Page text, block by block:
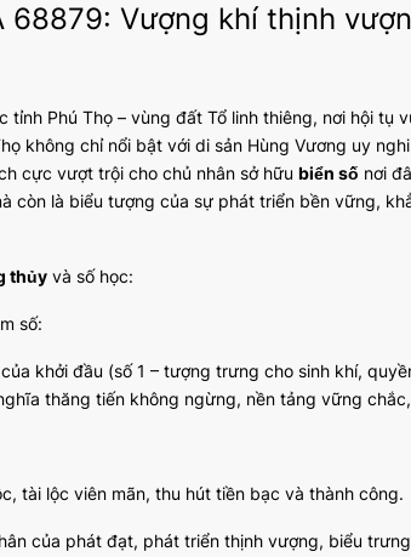
68879: Vượng khí thịnh
tỉnh Phú Thọ – vùng đất Tổ linh thiêng, nơi hội
không chỉ nổi bật với di sản Hùng Vương uy
cực vượt trội cho chủ nhân sở hữu biển số nơi
còn là biểu tượng của sự phát triển bền vững,
thủy và số học:
số:
khởi đầu (số 1 – tượng trưng cho sinh khí,
thăng tiến không ngừng, nền tảng vững
tài lộc viên mãn, thu hút tiền bạc và thành công.
của phát đạt, phát triển thịnh vượng, biểu